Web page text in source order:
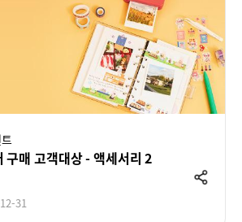
구매 고객대상 - 액세서리 2
31
공